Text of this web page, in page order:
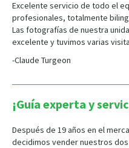
Excelente servicio de todo el
profesionales, totalmente
Las fotografías de nuestra
excelente y tuvimos varias
-Claude Turgeon
¡Guía experta y
Después de 19 años en el
decidimos vender nuestros